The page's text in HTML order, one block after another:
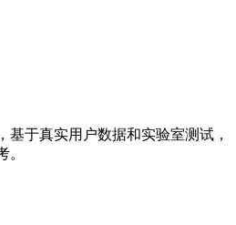
基于真实用户数据和实验室测试，
。